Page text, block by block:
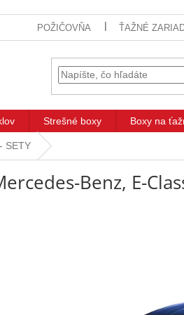
POŽIČOVŇA ŤAŽNÉ
Strešné boxy Boxy na
SETY
Benz, E-